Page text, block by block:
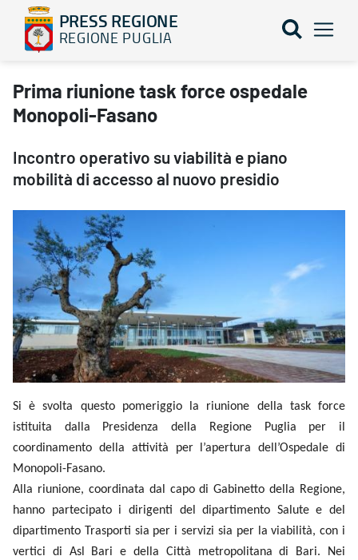
PRESS REGIONE
REGIONE PUGLIA
Prima riunione task force ospedale Monopoli-Fasano - PRESS
Prima riunione task force ospedale
Monopoli-Fasano
Incontro operativo su viabilità e piano
mobilità di accesso al nuovo presidio
Si è svolta questo pomeriggio la riunione della task force
istituita dalla Presidenza della Regione Puglia per il
coordinamento della attività per l’apertura dell’Ospedale di
Monopoli-Fasano.
Alla riunione, coordinata dal capo di Gabinetto della Regione,
hanno partecipato i dirigenti del dipartimento Salute e del
dipartimento Trasporti sia per i servizi sia per la viabilità, con i
vertici di Asl Bari e della Città metropolitana di Bari. Nei